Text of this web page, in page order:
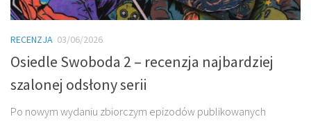
RECENZJA 03/06/2026
Osiedle Swoboda 2 – recenzja najbardziej
szalonej odsłony serii
Po nowym wydaniu zbiorczym epizodów publikowanych